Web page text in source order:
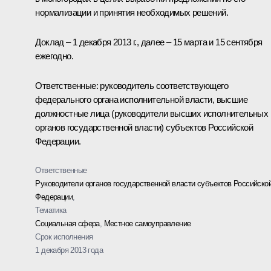
нормализации и принятия необходимых решений.
Доклад – 1 декабря 2013 г., далее – 15 марта и 15 сентября
ежегодно.
Ответственные: руководитель соответствующего
федерального органа исполнительной власти, высшие
должностные лица (руководители высших исполнительных
органов государственной власти) субъектов Российской
Федерации.
Ответственные
Руководители органов государственной власти субъектов
Федерации,
Тематика
Социальная сфера, Местное самоуправление
Срок исполнения
1 декабря 2013 года